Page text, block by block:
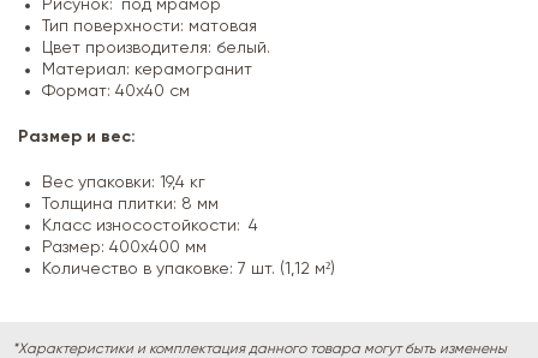
Рисунок: под мрамор
Тип поверхности: матовая
Цвет производителя: белый.
Материал: керамогранит
Формат: 40x40 см
Размер и вес:
Вес упаковки: 19,4 кг
Толщина плитки: 8 мм
Класс износостойкости: 4
Размер: 400х400 мм
Количество в упаковке: 7 шт. (1,12 м²)
*Характеристики и комплектация данного товара могут быть изменены